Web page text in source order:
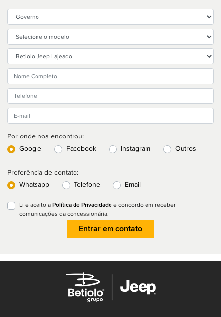
Por onde nos encontrou:
Google
Facebook Instagram Outros
Preferência de contato:
Whatsapp
Telefone Email
Li e aceito a Política de Privacidade e concordo em receber
comunicações da concessionária.
Entrar em contato